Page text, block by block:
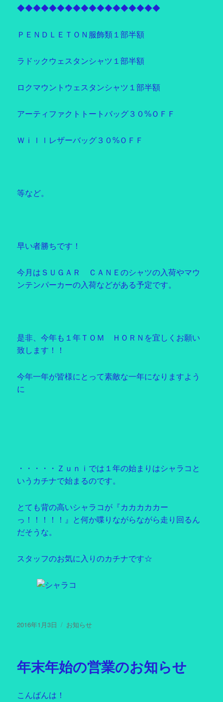
◆◆◆◆◆◆◆◆◆◆◆◆◆◆◆◆◆◆
ＰＥＮＤＬＥＴＯＮ服飾類１部半額
ラドックウェスタンシャツ１部半額
ロクマウントウェスタンシャツ１部半額
アーティファクトトートバッグ３０%ＯＦＦ
Ｗｉｌｌレザーバッグ３０%ＯＦＦ
等など。
早い者勝ちです！
今月はＳＵＧＡＲ ＣＡＮＥのシャツの入荷やマウ
ンテンパーカーの入荷などがある予定です。
是非、今年も１年ＴＯＭ ＨＯＲＮを宜しくお願い
致します！！
今年一年が皆様にとって素敵な一年になりますよう
に
・・・・・Ｚｕｎｉでは１年の始まりはシャラコと
いうカチナで始まるのです。
とても背の高いシャラコが『カカカカカー
っ！！！！！』と何か喋りながらながら走り回るん
だそうな。
スタッフのお気に入りのカチナです☆
投
2016年1月3日
カ
ー
お知らせ
年末年始の営業のお知らせ
こんばんは！